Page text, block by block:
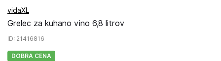
vidaXL
Grelec za kuhano vino 6,8 litrov
ID: 21416816
DOBRA CENA